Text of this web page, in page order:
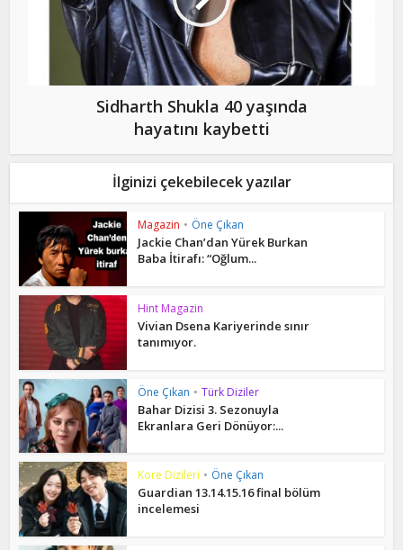
Sidharth Shukla 40 yaşında
hayatını kaybetti
İlginizi çekebilecek yazılar
Magazin • Öne Çıkan
Jackie Chan’dan Yürek Burkan
Baba İtirafı: “Oğlum...
Hint Magazin
Vivian Dsena Kariyerinde sınır
tanımıyor.
Öne Çıkan • Türk Diziler
Bahar Dizisi 3. Sezonuyla
Ekranlara Geri Dönüyor:...
Kore Dizileri • Öne Çıkan
Guardian 13.14.15.16 final bölüm
incelemesi